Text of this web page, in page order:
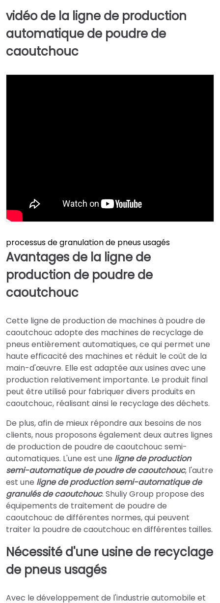
vidéo de la ligne de production
automatique de poudre de
caoutchouc
processus de granulation de pneus usagés
Avantages de la ligne de
production de poudre de
caoutchouc
Cette ligne de production de machines à poudre de
caoutchouc adopte des machines de recyclage de
pneus entièrement automatiques, ce qui permet une
haute efficacité des machines et réduit le coût de la
main-d'œuvre. Elle est adaptée aux usines avec une
production relativement importante. Le produit final
peut être utilisé pour fabriquer divers produits en
caoutchouc, réalisant ainsi le recyclage des déchets.
De plus, afin de mieux répondre aux besoins de nos
clients, nous proposons également deux autres lignes
de production de poudre de caoutchouc semi-
automatiques. L'une est une ligne de production
semi-automatique de poudre de caoutchouc, l'autre
est une ligne de production semi-automatique de
granulés de caoutchouc. Shuliy Group propose des
équipements de traitement de poudre de
caoutchouc de différentes normes, qui peuvent
traiter la poudre de caoutchouc en différentes tailles.
Nécessité d'une usine de recyclage
de pneus usagés
Avec le développement de l'industrie automobile et